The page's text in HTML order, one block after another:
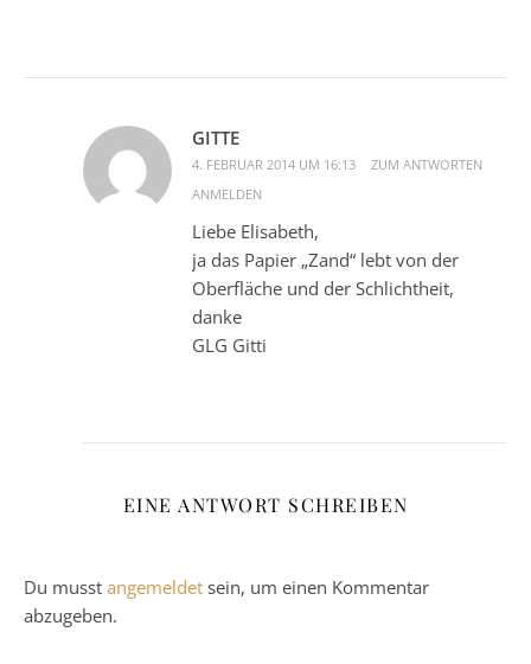
GITTE
4. FEBRUAR 2014 UM 16:13
ZUM ANTWORTEN
ANMELDEN
Liebe Elisabeth,
ja das Papier „Zand“ lebt von der
Oberfläche und der Schlichtheit,
danke
GLG Gitti
EINE ANTWORT SCHREIBEN
Du musst angemeldet sein, um einen Kommentar
abzugeben.